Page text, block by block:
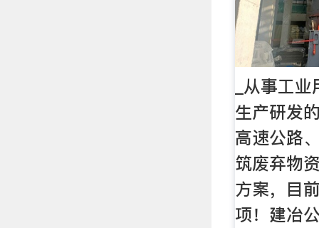
_从事工业
生产研发
高速公路
筑废弃物
方案，目
项！建冶